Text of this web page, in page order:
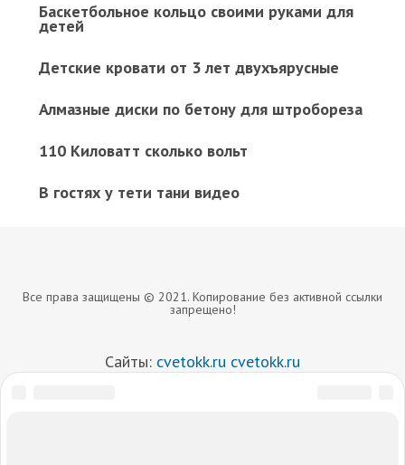
Баскетбольное кольцо своими руками для
детей
Детские кровати от 3 лет двухъярусные
Алмазные диски по бетону для штробореза
110 Киловатт сколько вольт
В гостях у тети тани видео
Все права защищены © 2021. Копирование без активной ссылки
запрещено!
Сайты: cvetokk.ru cvetokk.ru